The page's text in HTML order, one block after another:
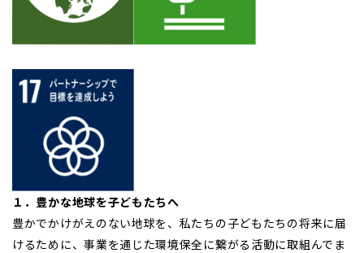
１．豊かな地球を子どもたちへ
豊かでかけがえのない地球を、私たちの子どもたちの将来に届
けるために、事業を通じた環境保全に繋がる活動に取組んでま